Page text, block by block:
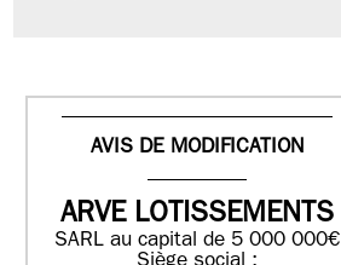
AVIS DE MODIFICATION
ARVE LOTISSEMENTS
SARL au capital de 5 000 000€